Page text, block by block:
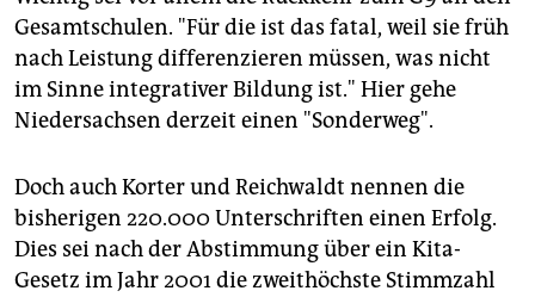
Gesamtschulen. "Für die ist das fatal, weil sie früh
nach Leistung differenzieren müssen, was nicht
im Sinne integrativer Bildung ist." Hier gehe
Niedersachsen derzeit einen "Sonderweg".
Doch auch Korter und Reichwaldt nennen die
bisherigen 220.000 Unterschriften einen Erfolg.
Dies sei nach der Abstimmung über ein Kita-
Gesetz im Jahr 2001 die zweithöchste Stimmzahl